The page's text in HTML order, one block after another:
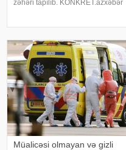
zəhəri tapılıb. KONKRET.azxəbər
məlumatına görə, Burgenlan
Müalicəsi olmayan və gizli